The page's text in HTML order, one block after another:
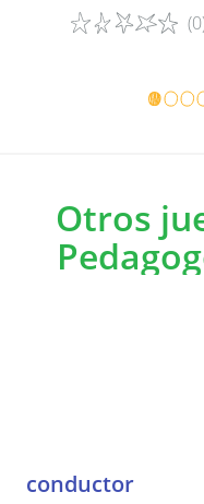
Detalles del
Otros
conductor